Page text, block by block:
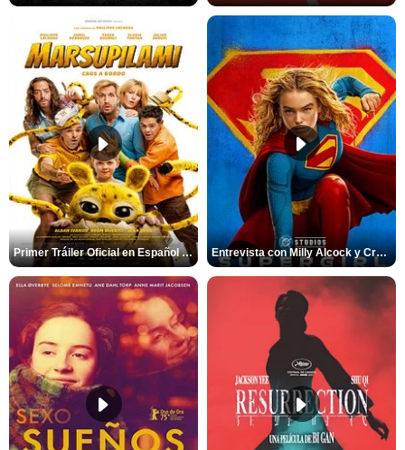
Primer Tráiler Oficial en Español de 'Marsupilami: Caos a Bordo' Entrevista con Milly Alcock y Craig Gillespie por 'Supergirl'